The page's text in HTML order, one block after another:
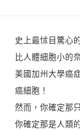
史上最怵目驚心
比人體細胞小的
美國加州大學癌
癌細胞！
然而，你確定那
你確定那是人類